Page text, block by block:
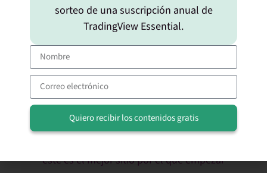
No sabemos si muy pronto o aún quedan unas
semanas de tortura, pero sí vemos que ya es
relativamente inminente.
Consejo:Ojos muy abiertos ylistos para reaccionar
(Yo ya estoy preparándome).
Si te gusta el trading y quieres seguir aprendiendo,
este es el mejor sitio por el que empezar
sorteo de una suscripción anual de
TradingView Essential.
Quiero recibir los contenidos gratis